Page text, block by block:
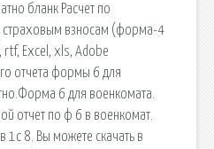
бланк Расчет по
страховым взносам (форма-4
Excel, xls, Adobe
отчета формы 6 для
6 для военкомата.
отчет по ф 6 в военкомат.
1с 8. Вы можете скачать в